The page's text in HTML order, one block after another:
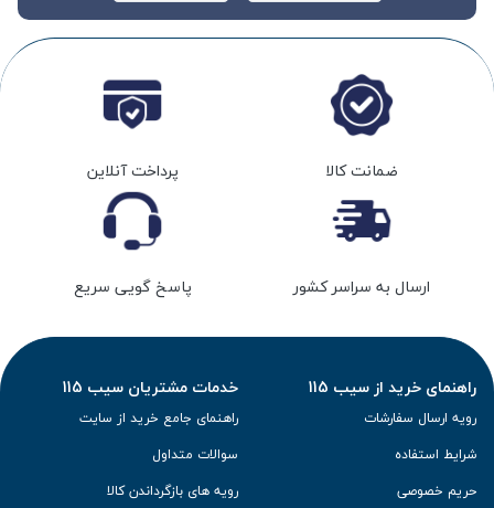
ضمانت کالا پرداخت آنلاین
ارسال به سراسر کشور پاسخ گویی سریع
راهنمای خرید از سیب 115
رویه ارسال سفارشات
شرایط استفاده
حریم خصوصی
خدمات مشتریان سیب 115
راهنمای جامع خرید از سایت
سوالات متداول
رویه های بازگرداندن کالا